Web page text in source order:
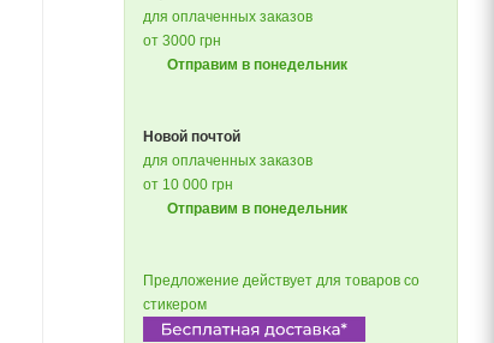
для оплаченных заказов
от 3000 грн
Отправим в понедельник
Новой почтой
для оплаченных заказов
от 10 000 грн
Отправим в понедельник
Предложение действует для товаров со
стикером